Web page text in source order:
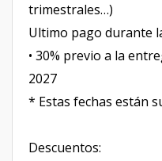
trimestrales…)
Ultimo pago durante
• 30% previo a la
2027
* Estas fechas están
Descuentos: